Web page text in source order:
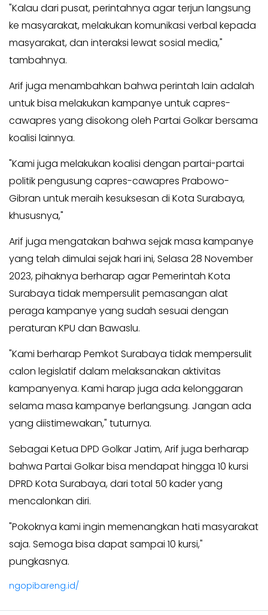
"Kalau dari pusat, perintahnya agar terjun langsung
ke masyarakat, melakukan komunikasi verbal kepada
masyarakat, dan interaksi lewat sosial media,"
tambahnya.
Arif juga menambahkan bahwa perintah lain adalah
untuk bisa melakukan kampanye untuk capres-
cawapres yang disokong oleh Partai Golkar bersama
koalisi lainnya.
"Kami juga melakukan koalisi dengan partai-partai
politik pengusung capres-cawapres Prabowo-
Gibran untuk meraih kesuksesan di Kota Surabaya,
khususnya,"
Arif juga mengatakan bahwa sejak masa kampanye
yang telah dimulai sejak hari ini, Selasa 28 November
2023, pihaknya berharap agar Pemerintah Kota
Surabaya tidak mempersulit pemasangan alat
peraga kampanye yang sudah sesuai dengan
peraturan KPU dan Bawaslu.
"Kami berharap Pemkot Surabaya tidak mempersulit
calon legislatif dalam melaksanakan aktivitas
kampanyenya. Kami harap juga ada kelonggaran
selama masa kampanye berlangsung. Jangan ada
yang diistimewakan," tuturnya.
Sebagai Ketua DPD Golkar Jatim, Arif juga berharap
bahwa Partai Golkar bisa mendapat hingga 10 kursi
DPRD Kota Surabaya, dari total 50 kader yang
mencalonkan diri.
"Pokoknya kami ingin memenangkan hati masyarakat
saja. Semoga bisa dapat sampai 10 kursi,"
pungkasnya.
ngopibareng.id/